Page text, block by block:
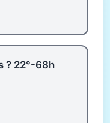
? 22°-68h